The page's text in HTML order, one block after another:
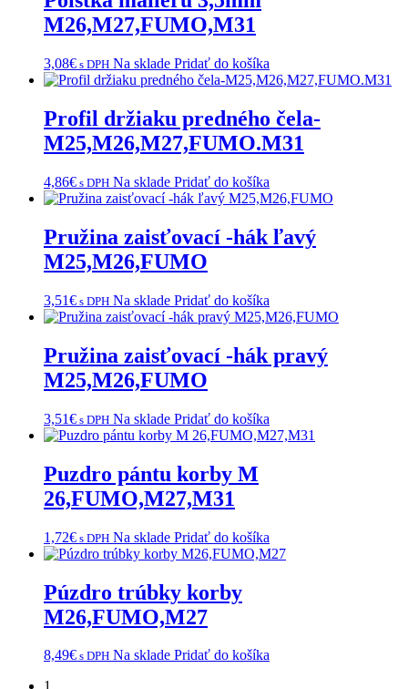
M26,M27,FUMO,M31
3,08€ s DPH Na sklade Pridať do košíka
Profil držiaku predného čela-
M25,M26,M27,FUMO.M31
4,86€ s DPH Na sklade Pridať do košíka
Pružina zaisťovací -hák ľavý
M25,M26,FUMO
3,51€ s DPH Na sklade Pridať do košíka
Pružina zaisťovací -hák pravý
M25,M26,FUMO
3,51€ s DPH Na sklade Pridať do košíka
Puzdro pántu korby M
26,FUMO,M27,M31
1,72€ s DPH Na sklade Pridať do košíka
Púzdro trúbky korby
M26,FUMO,M27
8,49€ s DPH Na sklade Pridať do košíka